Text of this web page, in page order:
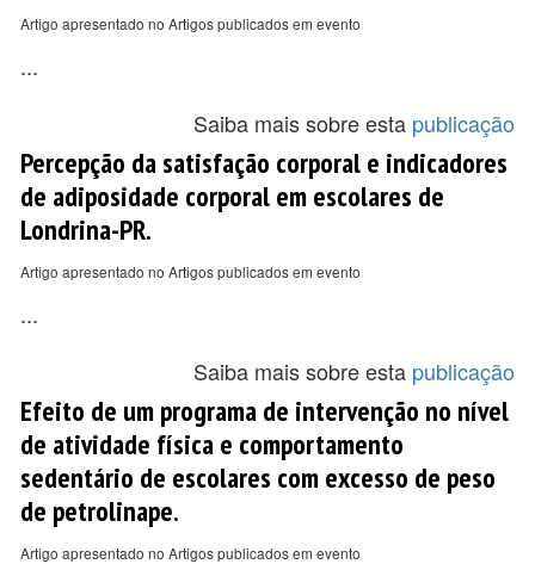
Artigo apresentado no Artigos publicados em evento
...
Saiba mais sobre esta publicação
Percepção da satisfação corporal e indicadores
de adiposidade corporal em escolares de
Londrina-PR.
Artigo apresentado no Artigos publicados em evento
...
Saiba mais sobre esta publicação
Efeito de um programa de intervenção no nível
de atividade física e comportamento
sedentário de escolares com excesso de peso
de petrolinape.
Artigo apresentado no Artigos publicados em evento